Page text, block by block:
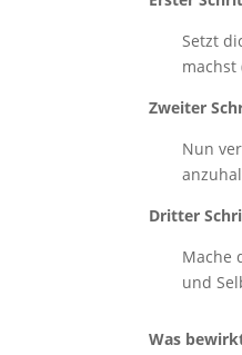
Setzt
Zweiter
Nun
Dritter
Mache
und
Was